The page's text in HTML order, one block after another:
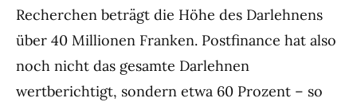
Recherchen beträgt die Höhe des Darlehnens
über 40 Millionen Franken. Postfinance hat also
noch nicht das gesamte Darlehnen
wertberichtigt, sondern etwa 60 Prozent – so